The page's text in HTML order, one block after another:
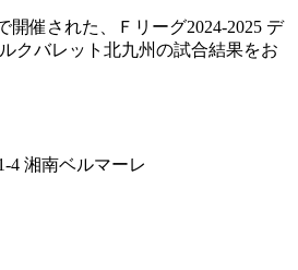
開催された、Ｆリーグ2024-2025 デ
クバレット北九州の試合結果をお
4 湘南ベルマーレ